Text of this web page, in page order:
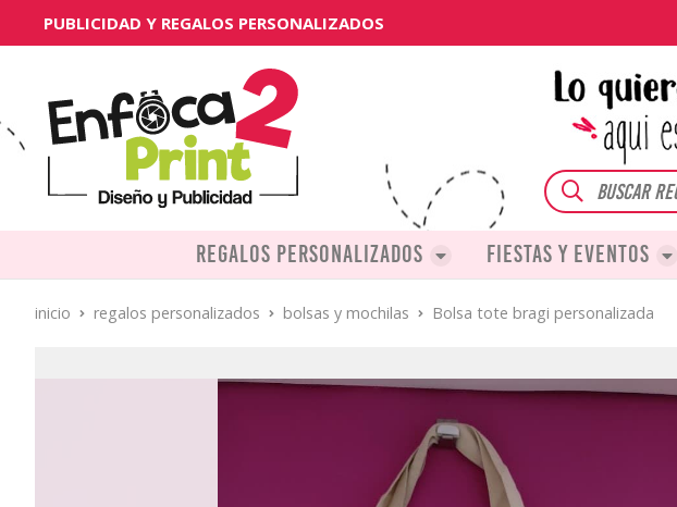
PUBLICIDAD Y REGALOS PERSONALIZADOS
Buscar
Regalos personalizados Fiestas y eventos
inicio regalos personalizados bolsas y mochilas Bolsa tote bragi personalizada